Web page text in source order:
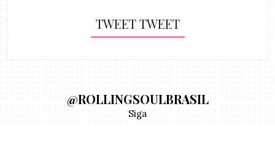
TWEET TWEET
@ROLLINGSOULBRASIL
Siga